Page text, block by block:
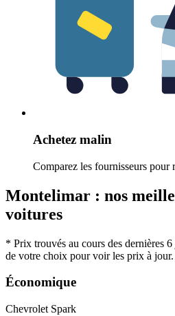
Achetez malin
Comparez les fournisseurs pour
Montelimar : nos
voitures
* Prix trouvés au cours des dernières
de votre choix pour voir les prix à jour.
Économique
Chevrolet Spark